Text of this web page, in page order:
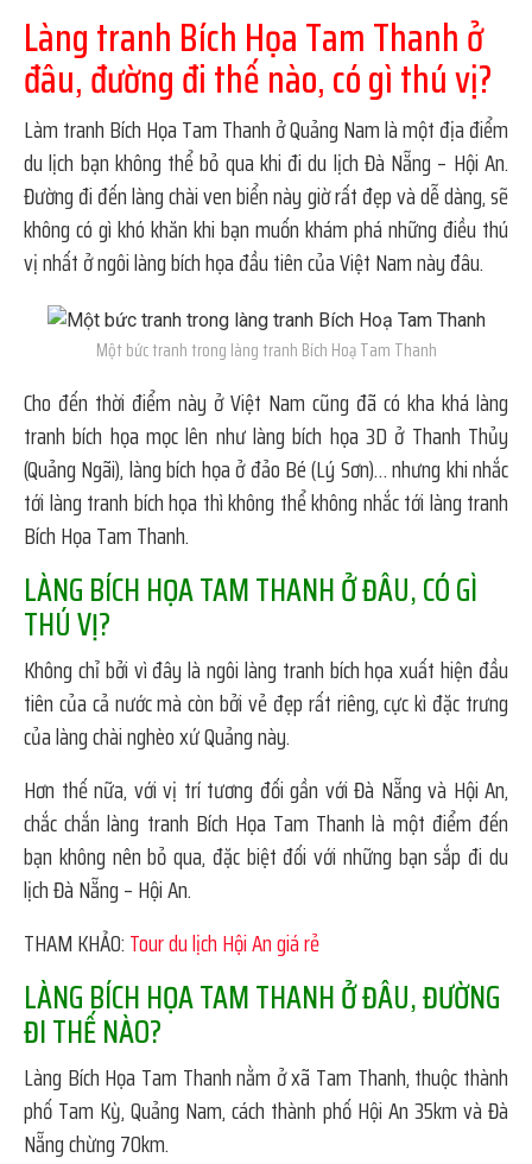
Làng tranh Bích Họa Tam Thanh ở
đâu, đường đi thế nào, có gì thú vị?
Làm tranh Bích Họa Tam Thanh ở Quảng Nam là một địa điểm
du lịch bạn không thể bỏ qua khi đi du lịch Đà Nẵng – Hội An.
Đường đi đến làng chài ven biển này giờ rất đẹp và dễ dàng, sẽ
không có gì khó khăn khi bạn muốn khám phá những điều thú
vị nhất ở ngôi làng bích họa đầu tiên của Việt Nam này đâu.
Một bức tranh trong làng tranh Bích Hoạ Tam Thanh
Cho đến thời điểm này ở Việt Nam cũng đã có kha khá làng
tranh bích họa mọc lên như làng bích họa 3D ở Thanh Thủy
(Quảng Ngãi), làng bích họa ở đảo Bé (Lý Sơn)… nhưng khi nhắc
tới làng tranh bích họa thì không thể không nhắc tới làng tranh
Bích Họa Tam Thanh.
LÀNG BÍCH HỌA TAM THANH Ở ĐÂU, CÓ GÌ
THÚ VỊ?
Không chỉ bởi vì đây là ngôi làng tranh bích họa xuất hiện đầu
tiên của cả nước mà còn bởi vẻ đẹp rất riêng, cực kì đặc trưng
của làng chài nghèo xứ Quảng này.
Hơn thế nữa, với vị trí tương đối gần với Đà Nẵng và Hội An,
chắc chắn làng tranh Bích Họa Tam Thanh là một điểm đến
bạn không nên bỏ qua, đặc biệt đối với những bạn sắp đi du
lịch Đà Nẵng – Hội An.
THAM KHẢO: Tour du lịch Hội An giá rẻ
LÀNG BÍCH HỌA TAM THANH Ở ĐÂU, ĐƯỜNG
ĐI THẾ NÀO?
Làng Bích Họa Tam Thanh nằm ở xã Tam Thanh, thuộc thành
phố Tam Kỳ, Quảng Nam, cách thành phố Hội An 35km và Đà
Nẵng chừng 70km.